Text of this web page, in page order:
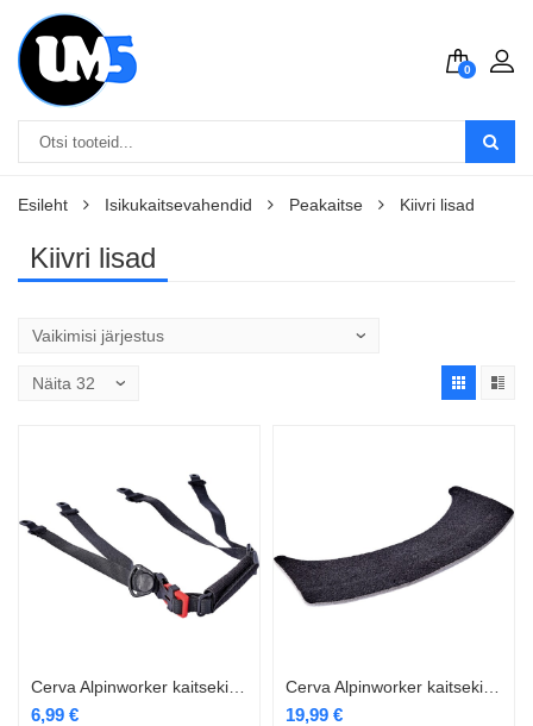
0
Esileht Isikukaitsevahendid Peakaitse Kiivri lisad
Kiivri lisad
6,99 € 19,99 €